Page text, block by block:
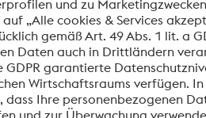
UNS N07718
– Superlegierungen. Dieser
Kriechbeständigkeit bis